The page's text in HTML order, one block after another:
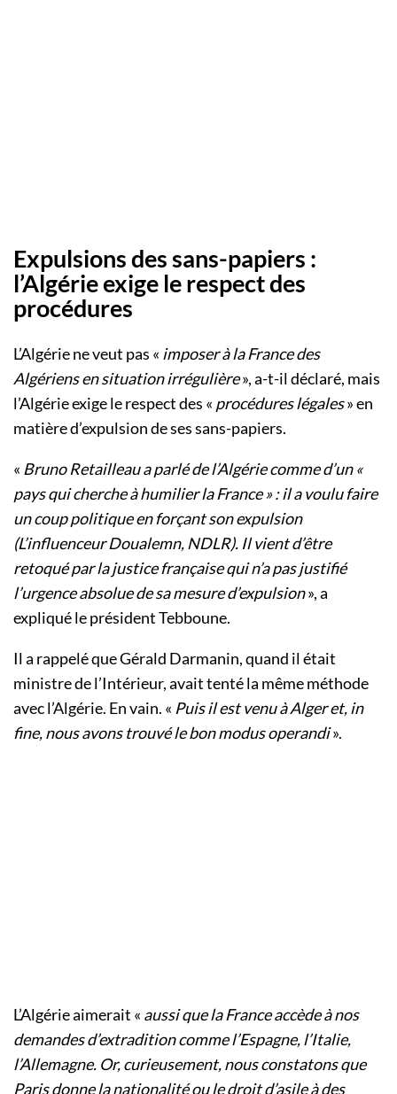
Expulsions des sans-papiers :
l’Algérie exige le respect des
procédures
L’Algérie ne veut pas « imposer à la France des
Algériens en situation irrégulière», a-t-il déclaré, mais
l’Algérie exige le respect des « procédures légales» en
matière d’expulsion de ses sans-papiers.
« Bruno Retailleau a parlé de l’Algérie comme d’un «
pays qui cherche à humilier la France » : il a voulu faire
un coup politique en forçant son expulsion
(L’influenceur Doualemn, NDLR). Il vient d’être
retoqué par la justice française qui n’a pas justifié
l’urgence absolue de sa mesure d’expulsion», a
expliqué le président Tebboune.
Il a rappelé que Gérald Darmanin, quand il était
ministre de l’Intérieur, avait tenté la même méthode
avec l’Algérie. En vain. « Puis il est venu à Alger et, in
fine, nous avons trouvé le bon modus operandi».
L’Algérie aimerait « aussi que la France accède à nos
demandes d’extradition comme l’Espagne, l’Italie,
l’Allemagne. Or, curieusement, nous constatons que
Paris donne la nationalité ou le droit d’asile à des